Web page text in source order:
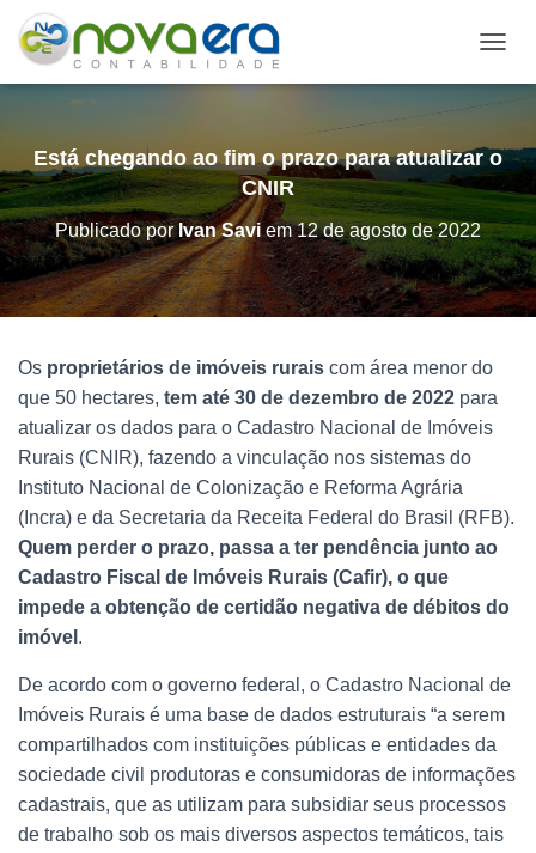
L
R
N
A
R
N
A
V
E
Ã
Está chegando ao fim o prazo para atualizar o
CNIR
Publicado porIvan Saviem12 de agosto de 2022
Os proprietários de imóveis rurais com área menor do
que 50 hectares, tem até 30 de dezembro de 2022 para
atualizar os dados para o Cadastro Nacional de Imóveis
Rurais (CNIR), fazendo a vinculação nos sistemas do
Instituto Nacional de Colonização e Reforma Agrária
(Incra) e da Secretaria da Receita Federal do Brasil (RFB).
Quem perder o prazo, passa a ter pendência junto ao
Cadastro Fiscal de Imóveis Rurais (Cafir), o que
impede a obtenção de certidão negativa de débitos do
imóvel .
De acordo com o governo federal, o Cadastro Nacional de
Imóveis Rurais é uma base de dados estruturais “a serem
compartilhados com instituições públicas e entidades da
sociedade civil produtoras e consumidoras de informações
cadastrais, que as utilizam para subsidiar seus processos
de trabalho sob os mais diversos aspectos temáticos, tais